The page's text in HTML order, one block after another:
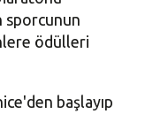
sporcunun
ödülleri
başlayıp